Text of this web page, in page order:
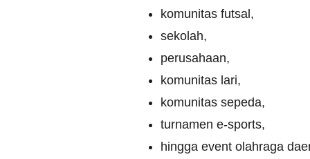
komunitas futsal,
sekolah,
perusahaan,
komunitas lari,
komunitas sepeda,
turnamen e-sports,
hingga event olahraga